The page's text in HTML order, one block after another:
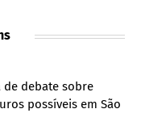
debate sobre
possíveis em São